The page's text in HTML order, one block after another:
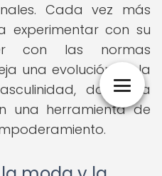
Cada vez más
experimentar con su
con las normas
una evolución en la
donde la
una herramienta de